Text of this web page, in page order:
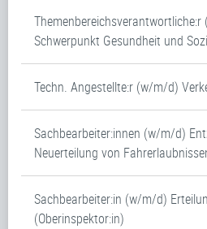
Schwerpunkt Gesundheit und
Techn. Angestellte:r (w/m/d)
Sachbearbeiter:innen (w/m/d)
Neuerteilung von
Sachbearbeiter:in (w/m/d)
(Oberinspektor:in)